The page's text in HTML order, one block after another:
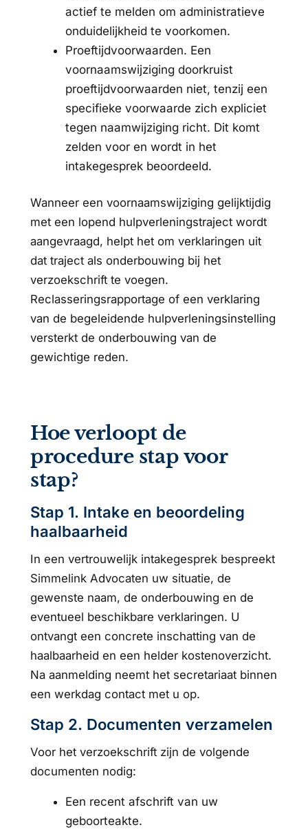
actief te melden om administratieve
onduidelijkheid te voorkomen.
Proeftijdvoorwaarden. Een
voornaamswijziging doorkruist
proeftijdvoorwaarden niet, tenzij een
specifieke voorwaarde zich expliciet
tegen naamwijziging richt. Dit komt
zelden voor en wordt in het
intakegesprek beoordeeld.
Wanneer een voornaamswijziging gelijktijdig
met een lopend hulpverleningstraject wordt
aangevraagd, helpt het om verklaringen uit
dat traject als onderbouwing bij het
verzoekschrift te voegen.
Reclasseringsrapportage of een verklaring
van de begeleidende hulpverleningsinstelling
versterkt de onderbouwing van de
gewichtige reden.
Hoe verloopt de
procedure stap voor
stap?
Stap 1. Intake en beoordeling
haalbaarheid
In een vertrouwelijk intakegesprek bespreekt
Simmelink Advocaten uw situatie, de
gewenste naam, de onderbouwing en de
eventueel beschikbare verklaringen. U
ontvangt een concrete inschatting van de
haalbaarheid en een helder kostenoverzicht.
Na aanmelding neemt het secretariaat binnen
een werkdag contact met u op.
Stap 2. Documenten verzamelen
Voor het verzoekschrift zijn de volgende
documenten nodig:
Een recent afschrift van uw
geboorteakte.